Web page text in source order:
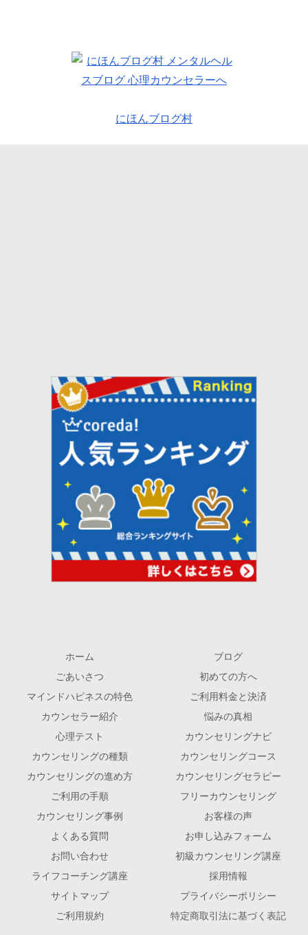
にほんブログ村
ホーム
ブログ
ごあいさつ
初めての方へ
マインドハピネスの特色
ご利用料金と決済
カウンセラー紹介
悩みの真相
心理テスト
カウンセリングナビ
カウンセリングの種類
カウンセリングコース
カウンセリングの進め方
カウンセリングセラピー
ご利用の手順
フリーカウンセリング
カウンセリング事例
お客様の声
よくある質問
お申し込みフォーム
お問い合わせ
初級カウンセリング講座
ライフコーチング講座
採用情報
サイトマップ
プライバシーポリシー
ご利用規約
特定商取引法に基づく表記